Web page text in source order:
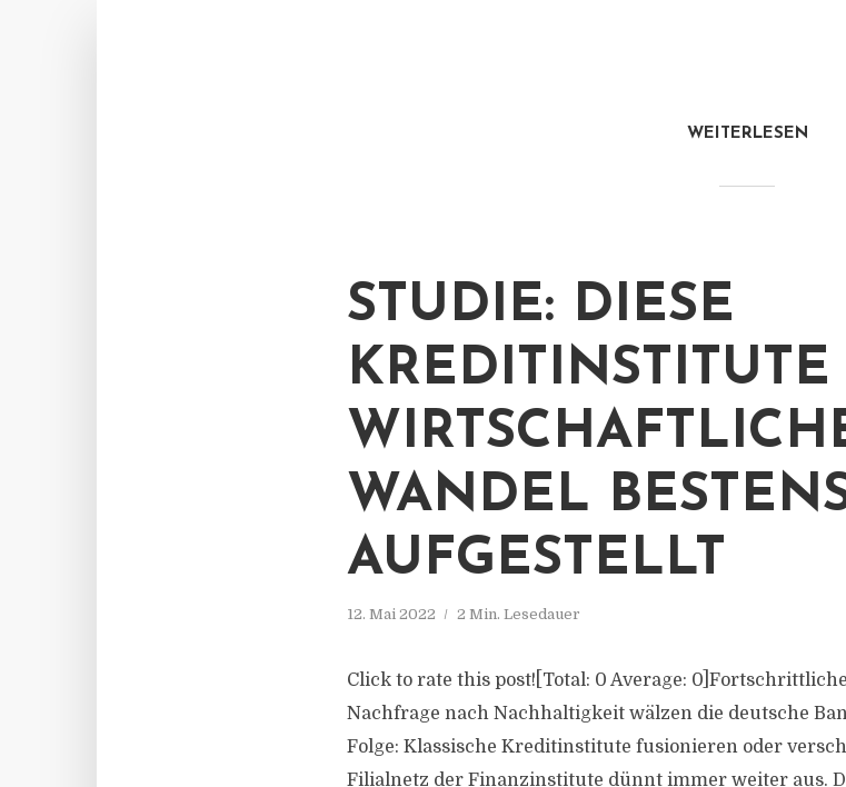
WEITERLESEN
STUDIE: DIESE
WANDEL
AUFGESTELLT
12. Mai 2022 2 Min. Lesedauer
Click to rate this post![Total: 0 Average:
Nachfrage nach Nachhaltigkeit wälzen die deutsche
Folge: Klassische Kreditinstitute fusionieren oder
Filialnetz der Finanzinstitute dünnt immer weiter aus.